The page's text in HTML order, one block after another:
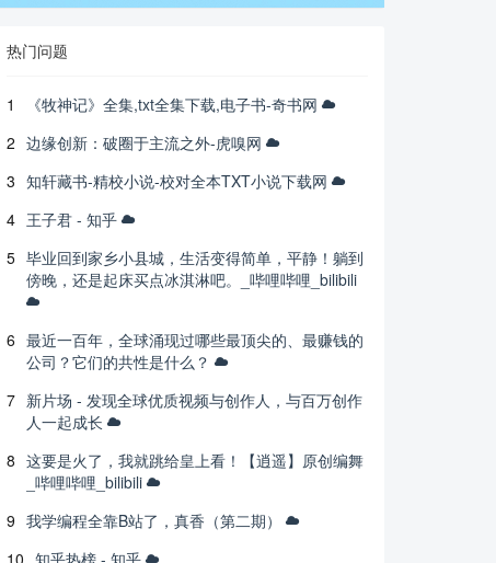
热门问题
1
《牧神记》全集,txt全集下载,电子书-奇书网
2 边缘创新：破圈于主流之外-虎嗅网
3 知轩藏书-精校小说-校对全本TXT小说下载网
4 王子君 - 知乎
5 毕业回到家乡小县城，生活变得简单，平静！躺到
傍晚，还是起床买点冰淇淋吧。_哔哩哔哩_bilibili
6 最近一百年，全球涌现过哪些最顶尖的、最赚钱的
公司？它们的共性是什么？
7 新片场 - 发现全球优质视频与创作人，与百万创作
人一起成长
8 这要是火了，我就跳给皇上看！【逍遥】原创编舞
_哔哩哔哩_bilibili
9 我学编程全靠B站了，真香（第二期）